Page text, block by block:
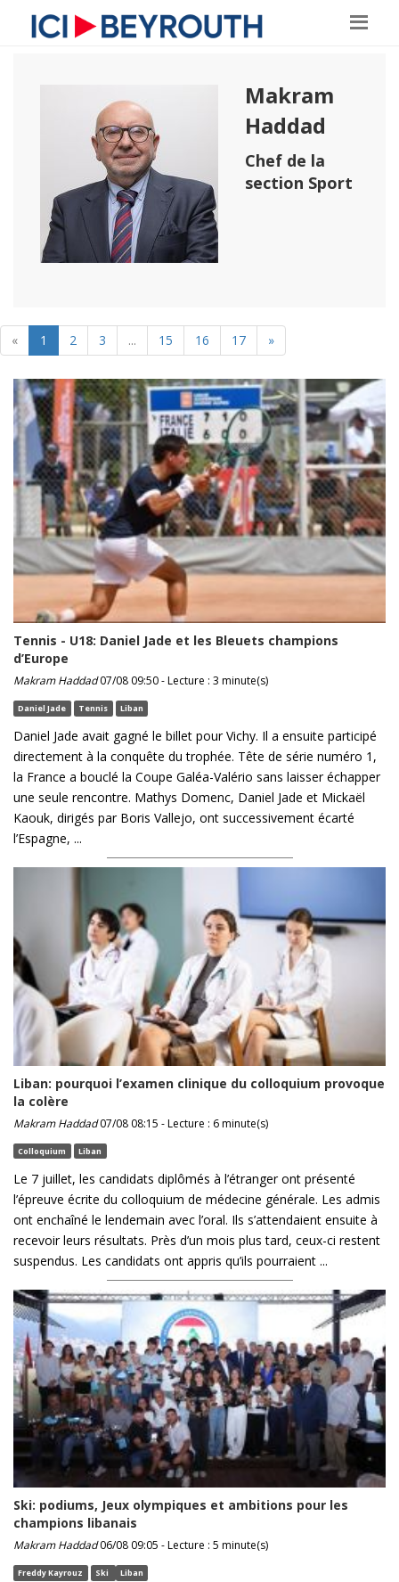
Makram
Haddad
Chef de la
section Sport
« 1 2 3 ... 15 16 17 »
Tennis - U18: Daniel Jade et les Bleuets champions
d’Europe
Makram Haddad07/08 09:50 - Lecture : 3 minute(s)
Daniel Jade Tennis Liban
Daniel Jade avait gagné le billet pour Vichy. Il a ensuite participé
directement à la conquête du trophée. Tête de série numéro 1,
la France a bouclé la Coupe Galéa-Valério sans laisser échapper
une seule rencontre. Mathys Domenc, Daniel Jade et Mickaël
Kaouk, dirigés par Boris Vallejo, ont successivement écarté
l’Espagne, ...
Liban: pourquoi l’examen clinique du colloquium provoque
la colère
Makram Haddad07/08 08:15 - Lecture : 6 minute(s)
Colloquium Liban
Le 7 juillet, les candidats diplômés à l’étranger ont présenté
l’épreuve écrite du colloquium de médecine générale. Les admis
ont enchaîné le lendemain avec l’oral. Ils s’attendaient ensuite à
recevoir leurs résultats. Près d’un mois plus tard, ceux-ci restent
suspendus. Les candidats ont appris qu’ils pourraient ...
Ski: podiums, Jeux olympiques et ambitions pour les
champions libanais
Makram Haddad06/08 09:05 - Lecture : 5 minute(s)
Freddy Kayrouz Ski Liban